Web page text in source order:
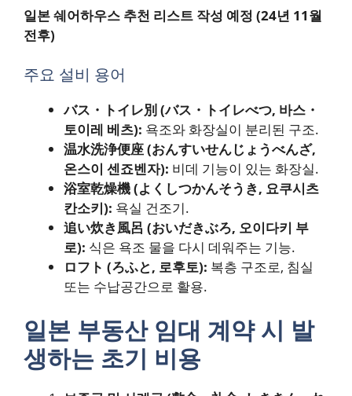
일본 쉐어하우스 추천 리스트 작성 예정 (24년 11월
전후)
주요 설비 용어
バス・トイレ別 (バス・トイレべつ, 바스・
토이레 베츠): 욕조와 화장실이 분리된 구조.
温水洗浄便座 (おんすいせんじょうべんざ,
온스이 센죠벤자): 비데 기능이 있는 화장실.
浴室乾燥機 (よくしつかんそうき, 요쿠시츠
칸소키): 욕실 건조기.
追い炊き風呂 (おいだきぶろ, 오이다키 부
로): 식은 욕조 물을 다시 데워주는 기능.
ロフト (ろふと, 로후토): 복층 구조로, 침실
또는 수납공간으로 활용.
일본 부동산 임대 계약 시 발
생하는 초기 비용